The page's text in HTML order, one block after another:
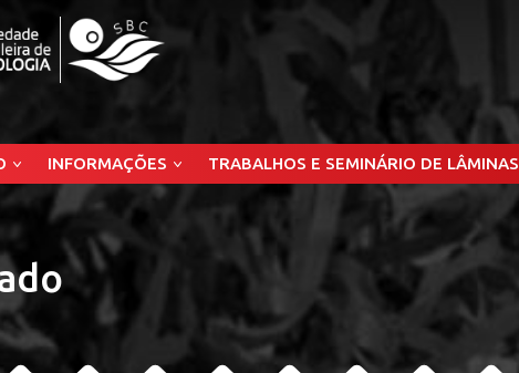
INFORMAÇÕES TRABALHOS E SEMINÁRIO DE LÂMINAS